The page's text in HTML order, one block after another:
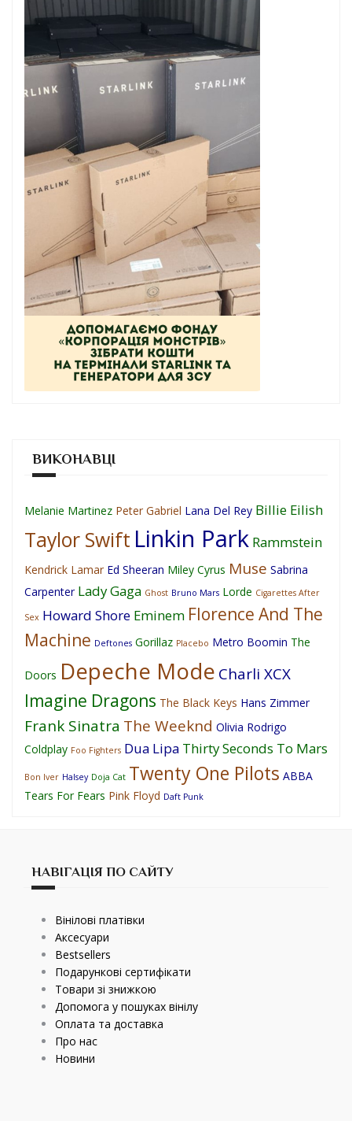
ВИКОНАВЦІ
Melanie Martinez Peter Gabriel Lana Del Rey Billie Eilish
Taylor Swift Linkin Park Rammstein
Kendrick Lamar Ed Sheeran Miley Cyrus Muse Sabrina
Carpenter Lady Gaga Ghost Bruno Mars Lorde Cigarettes After
Sex Howard Shore Eminem Florence And The
Machine Deftones Gorillaz Placebo Metro Boomin The
Doors Depeche Mode Charli XCX
Imagine Dragons The Black Keys Hans Zimmer
Frank Sinatra The Weeknd Olivia Rodrigo
Coldplay Foo Fighters Dua Lipa Thirty Seconds To Mars
Bon Iver Halsey Doja Cat Twenty One Pilots ABBA
Tears For Fears Pink Floyd Daft Punk
НАВІГАЦІЯ ПО САЙТУ
Вінілові платівки
Аксесуари
Bestsellers
Подарункові сертифікати
Товари зі знижкою
Допомога у пошуках вінілу
Оплата та доставка
Про нас
Новини